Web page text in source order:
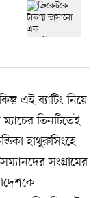
এই ব্যাটিং নিয়ে
তিনটিতেই
হাথুরুসিংহে
সংগ্রামের